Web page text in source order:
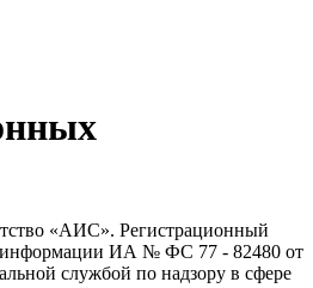
«АИС». Регистрационный
информации ИА № ФС 77 - 82480 от
службой по надзору в сфере